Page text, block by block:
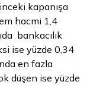
kapanışa
hacmi 1,4
bankacılık
ise yüzde 0,34
en fazla
düşen ise yüzde